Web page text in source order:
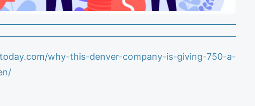
why-this-denver-company-is-giving-750-a-